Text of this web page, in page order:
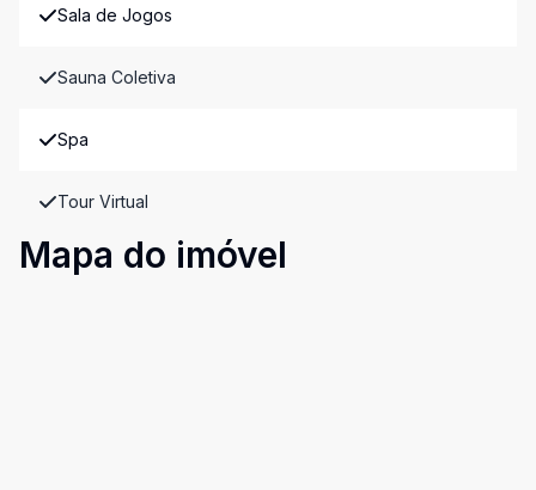
Sala de Jogos
Sauna Coletiva
Spa
Tour Virtual
Mapa do imóvel